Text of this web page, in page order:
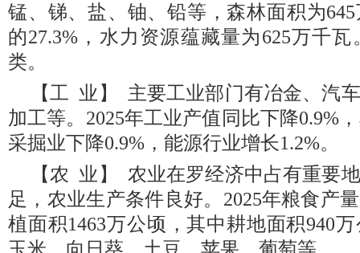
锰、锑、盐、铀、铅等，森林面积为
的27.3%，水力资源蕴藏量为625万千
类。
【工 业】 主要工业部门有冶金、汽
加工等。2025年工业产值同比下降0.9%
采掘业下降0.9%，能源行业增长1.2%。
【农 业】 农业在罗经济中占有重要
足，农业生产条件良好。2025年粮食产
植面积1463万公顷，其中耕地面积940